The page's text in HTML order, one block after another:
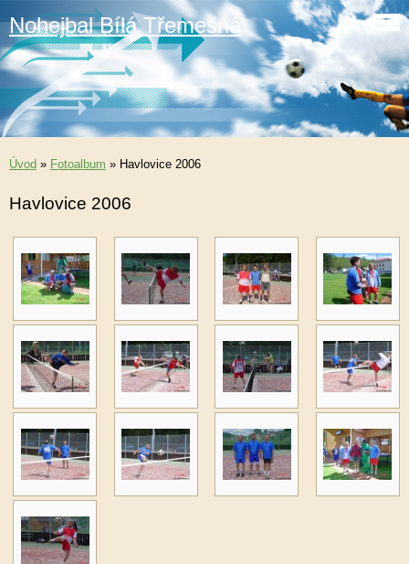
Nohejbal Bílá Třemešná
Úvod » Fotoalbum » Havlovice 2006
Havlovice 2006